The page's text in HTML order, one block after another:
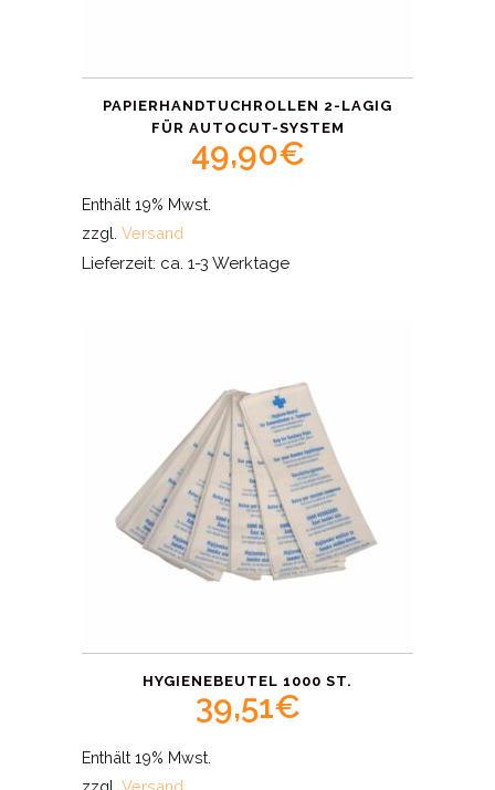
PAPIERHANDTUCHROLLEN 2-LAGIG
FÜR AUTOCUT-SYSTEM
49,90€
Enthält 19% Mwst.
zzgl. Versand
Lieferzeit: ca. 1-3 Werktage
HYGIENEBEUTEL 1000 ST.
39,51€
Enthält 19% Mwst.
zzgl. Versand